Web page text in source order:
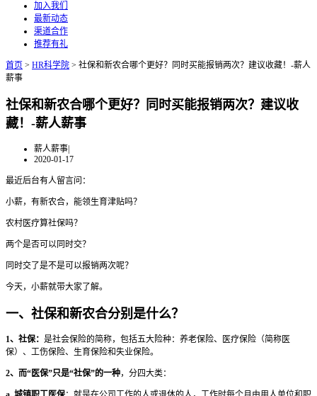
加入我们
最新动态
渠道合作
推荐有礼
首页 > HR科学院 > 社保和新农合哪个更好？同时买能报销两次？建议收藏！-薪人
薪事
社保和新农合哪个更好？同时买能报销两次？建议收
藏！-薪人薪事
薪人薪事|
2020-01-17
最近后台有人留言问：
小薪，有新农合，能领生育津贴吗？
农村医疗算社保吗？
两个是否可以同时交？
同时交了是不是可以报销两次呢？
今天，小薪就带大家了解。
一、社保和新农合分别是什么？
1、社保： 是社会保险的简称，包括五大险种：养老保险、医疗保险（简称医
保）、工伤保险、生育保险和失业保险。
2、而“医保”只是“社保”的一种，分四大类：